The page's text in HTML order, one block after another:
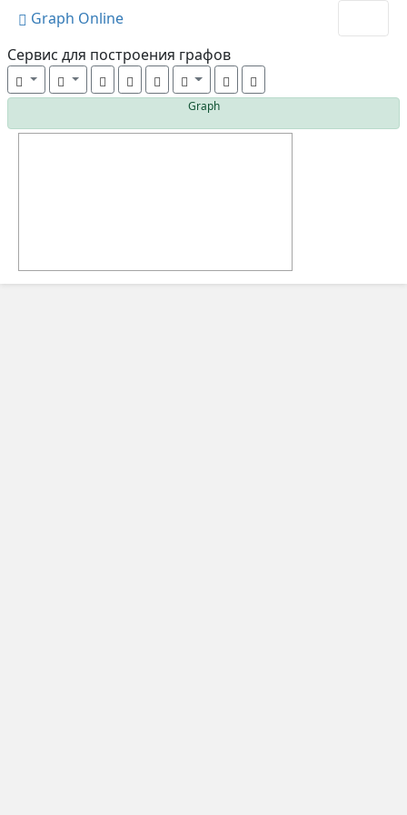
Graph Online
Cервис для построения графов
Graph